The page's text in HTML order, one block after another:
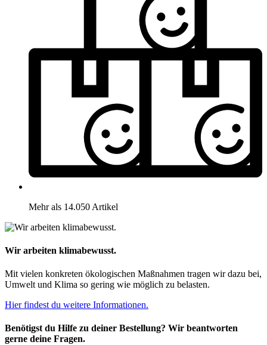
Mehr als 14.050 Artikel
Wir arbeiten klimabewusst.
Mit vielen konkreten ökologischen Maßnahmen tragen wir dazu bei,
Umwelt und Klima so gering wie möglich zu belasten.
Hier findest du weitere Informationen.
Benötigst du Hilfe zu deiner Bestellung? Wir beantworten
gerne deine Fragen.